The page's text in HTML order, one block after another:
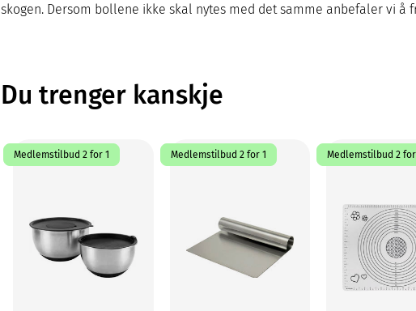
skogen. Dersom bollene ikke skal nytes med det samme anbefaler vi å
Du trenger kanskje
Medlemstilbud 2 for 1 Medlemstilbud 2 for 1 Medlemstilbud 2 for